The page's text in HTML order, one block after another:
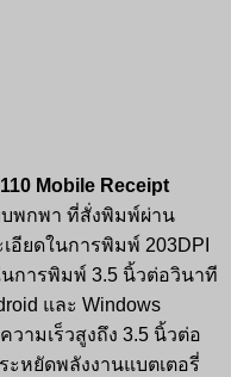
Mobile Receipt
บพกพา ที่สั่งพิมพ์ผ่าน
อียดในการพิมพ์ 203DPI
นการพิมพ์ 3.5 นิ้วต่อวินาที
และ Windows
ามเร็วสูงถึง 3.5 นิ้วต่อ
หยัดพลังงานแบตเตอรี่